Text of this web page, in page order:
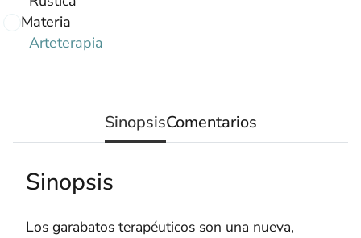
Materia
Arteterapia
SinopsisComentarios
Sinopsis
Los garabatos terapéuticos son una nueva,